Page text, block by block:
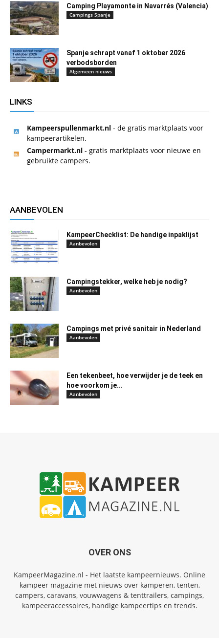
Camping Playamonte in Navarrés (Valencia)
Campings Spanje
Spanje schrapt vanaf 1 oktober 2026
verbodsborden
Algemeen nieuws
LINKS
Kampeerspullenmarkt.nl - de gratis marktplaats voor
kampeerartikelen.
Campermarkt.nl - gratis marktplaats voor nieuwe en
gebruikte campers.
AANBEVOLEN
KampeerChecklist: De handige inpaklijst
Aanbevolen
Campingstekker, welke heb je nodig?
Aanbevolen
Campings met privé sanitair in Nederland
Aanbevolen
Een tekenbeet, hoe verwijder je de teek en
hoe voorkom je...
Aanbevolen
OVER ONS
KampeerMagazine.nl - Het laatste kampeernieuws. Online
kampeer magazine met nieuws over kamperen, tenten,
campers, caravans, vouwwagens & tenttrailers, campings,
kampeeraccessoires, handige kampeertips en trends.